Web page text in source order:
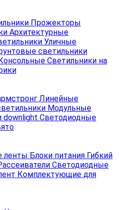
Прожекторы
Архитектурные
Уличные
светильники
Светильники на
Линейные
Модульные
downlight Светодиодные
ленты Блоки питания Гибкий
Светодиодные
Комплектующие для